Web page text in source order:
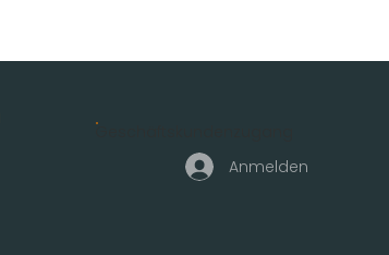
Geschäftskundenzugang
Anmelden